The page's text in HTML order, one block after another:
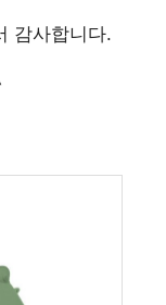
감사합니다.